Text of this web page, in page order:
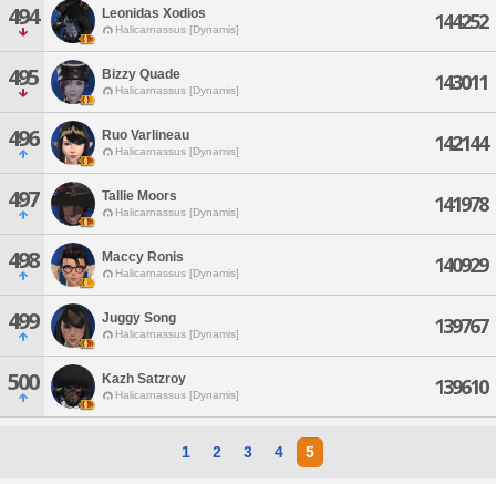
494 Leonidas Xodios
Halicarnassus [Dynamis] 144252
495 Bizzy Quade
Halicarnassus [Dynamis] 143011
496 Ruo Varlineau
Halicarnassus [Dynamis] 142144
497 Tallie Moors
Halicarnassus [Dynamis] 141978
498 Maccy Ronis
Halicarnassus [Dynamis] 140929
499 Juggy Song
Halicarnassus [Dynamis] 139767
500 Kazh Satzroy
Halicarnassus [Dynamis] 139610
1 2 3 4 5